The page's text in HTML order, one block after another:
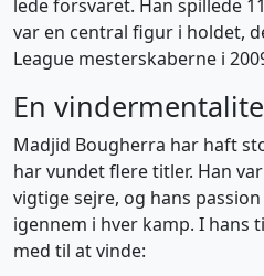
lede forsvaret. Han spillede
var en central figur i holdet,
League mesterskaberne i
En
Madjid Bougherra har haft
har vundet flere titler. Han
vigtige sejre, og hans
igennem i hver kamp. I hans
med til at vinde: